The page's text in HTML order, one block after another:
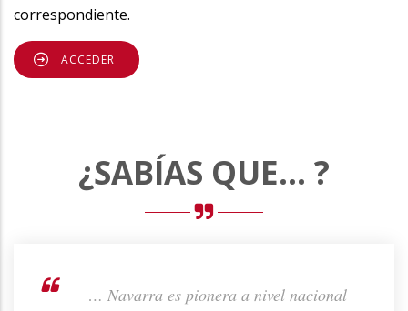
correspondiente.
ACCEDER
¿SABÍAS QUE... ?
… Navarra es pionera a nivel nacional